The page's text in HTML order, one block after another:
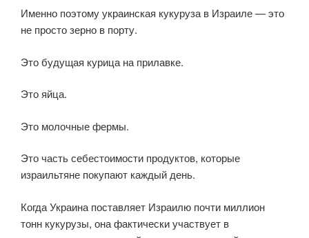
Именно поэтому украинская кукуруза в Израиле — это
не просто зерно в порту.
Это будущая курица на прилавке.
Это яйца.
Это молочные фермы.
Это часть себестоимости продуктов, которые
израильтяне покупают каждый день.
Когда Украина поставляет Израилю почти миллион
тонн кукурузы, она фактически участвует в